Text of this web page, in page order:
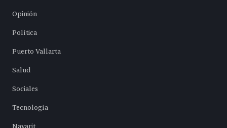
Opinión
Política
Puerto Vallarta
Salud
Sociales
Tecnología
Nayarit